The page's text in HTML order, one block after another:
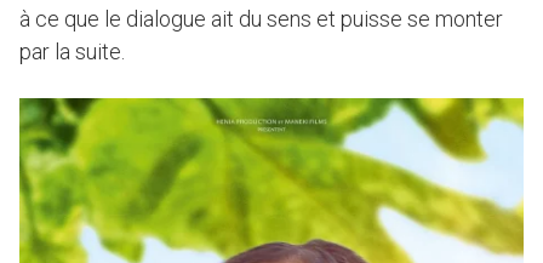
à ce que le dialogue ait du sens et puisse se monter
par la suite.